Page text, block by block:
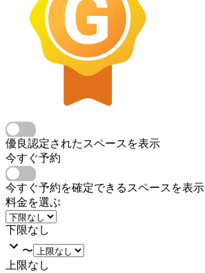
優良認定されたスペースを表示
今すぐ予約
今すぐ予約を確定できるスペースを表示
料金を選ぶ
下限なし
〜
上限なし